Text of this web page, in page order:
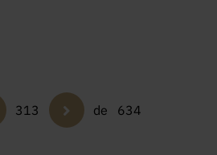
313 de 634